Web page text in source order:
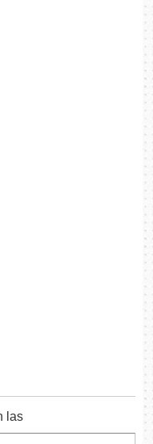
las